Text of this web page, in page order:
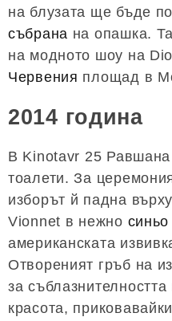
на блузата ще бъде
събрана на опашка.
на модното шоу на
Червения площад в
2014 година
В Kinotavr 25
тоалети. За
изборът й падна
Vionnet в нежно синьо
американската
Отвореният гръб на
за
красота,